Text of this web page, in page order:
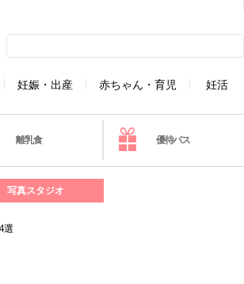
妊娠・出産 赤ちゃん・育児 妊活
離乳食 優待パス
写真スタジオ
選